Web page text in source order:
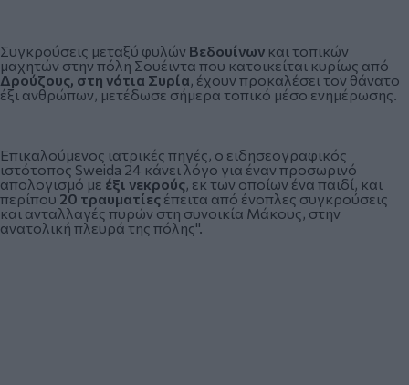
Συγκρούσεις μεταξύ φυλών Βεδουίνων και τοπικών
μαχητών στην πόλη Σουέιντα που κατοικείται κυρίως από
Δρούζους, στη νότια Συρία, έχουν προκαλέσει τον θάνατο
έξι ανθρώπων, μετέδωσε σήμερα τοπικό μέσο ενημέρωσης.
Επικαλούμενος ιατρικές πηγές, ο ειδησεογραφικός
ιστότοπος Sweida 24 κάνει λόγο για έναν προσωρινό
απολογισμό με έξι νεκρούς, εκ των οποίων ένα παιδί, και
περίπου 20 τραυματίες έπειτα από ένοπλες συγκρούσεις
και ανταλλαγές πυρών στη συνοικία Μάκους, στην
ανατολική πλευρά της πόλης".